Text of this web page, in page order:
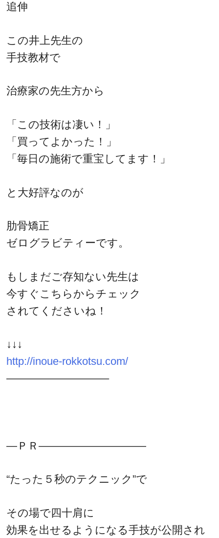
追伸
この井上先生の
手技教材で
治療家の先生方から
「この技術は凄い！」
「買ってよかった！」
「毎日の施術で重宝してます！」
と大好評なのが
肋骨矯正
ゼログラビティーです。
もしまだご存知ない先生は
今すぐこちらからチェック
されてくださいね！
↓↓↓
http://inoue-rokkotsu.com/
—————————–
—ＰＲ——————————
“たった５秒のテクニック”で
その場で四十肩に
効果を出せるようになる手技が公開され